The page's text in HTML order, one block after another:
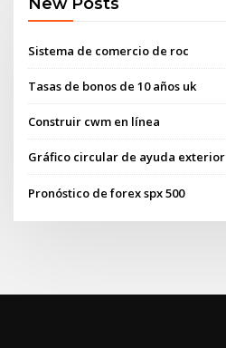
Sistema de comercio de roc
Tasas de bonos de 10 años uk
Construir cwm en línea
Gráfico circular de ayuda exterior
Pronóstico de forex spx 500